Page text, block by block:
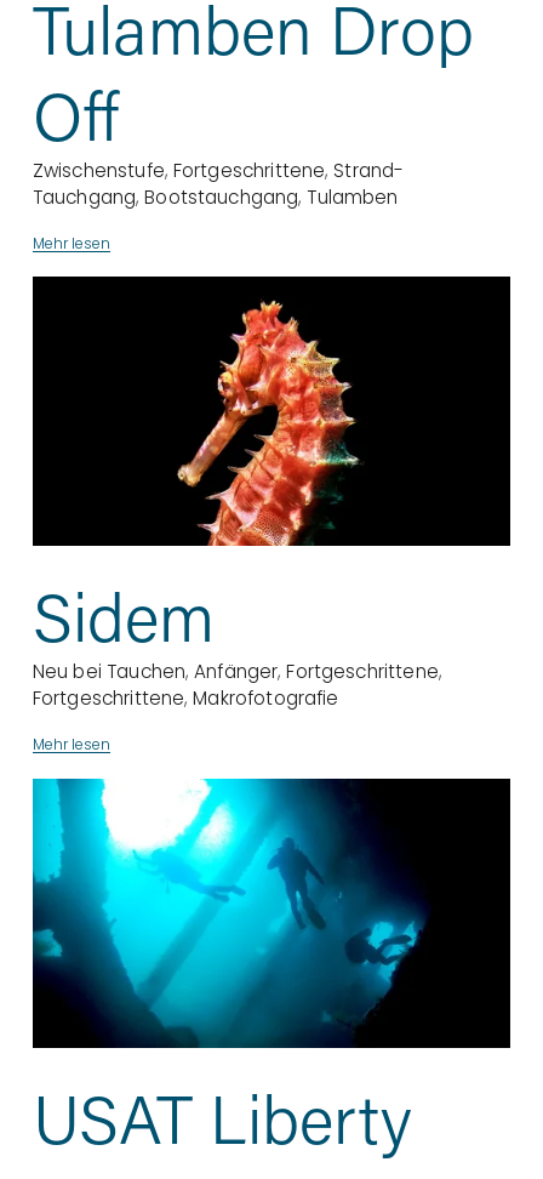
Zwischenstufe, Fortgeschrittene, Strand-
Tauchgang,Bootstauchgang, Tulamben
Tulamben Drop
Off
Mehr lesen
Neu bei Tauchen,Anfänger,Fortgeschrittene,
Fortgeschrittene,Makrofotografie
Sidem
Mehr lesen
USAT Liberty